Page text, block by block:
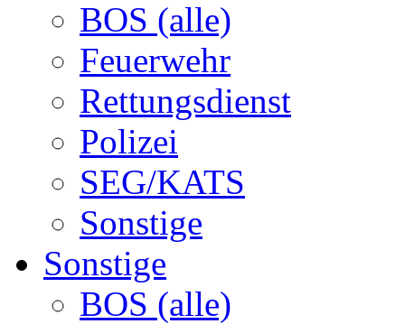
BOS (alle)
Feuerwehr
Rettungsdienst
Polizei
SEG/KATS
Sonstige
Sonstige
BOS (alle)